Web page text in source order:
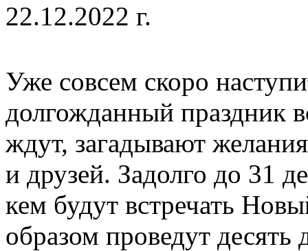
22.12.2022 г.
Уже совсем скоро
долгожданный праздник
ждут, загадывают
и друзей. Задолго до 31
кем будут встречать
образом проведут десять